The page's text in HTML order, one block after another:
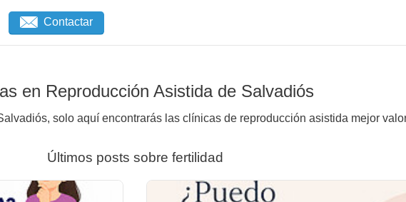
Contactar
en Reproducción Asistida de Salvadiós
solo aquí encontrarás las clínicas de reproducción asistida mejor
Últimos posts sobre fertilidad